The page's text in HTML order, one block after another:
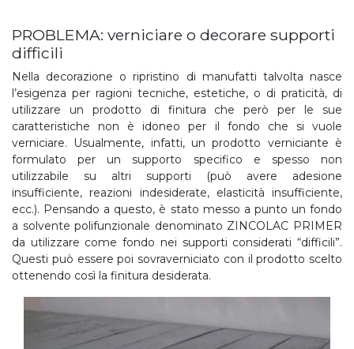
PROBLEMA: verniciare o decorare supporti
difficili
Nella decorazione o ripristino di manufatti talvolta nasce
l’esigenza per ragioni tecniche, estetiche, o di praticità, di
utilizzare un prodotto di finitura che però per le sue
caratteristiche non è idoneo per il fondo che si vuole
verniciare. Usualmente, infatti, un prodotto verniciante è
formulato per un supporto specifico e spesso non
utilizzabile su altri supporti (può avere adesione
insufficiente, reazioni indesiderate, elasticità insufficiente,
ecc.). Pensando a questo, è stato messo a punto un fondo
a solvente polifunzionale denominato ZINCOLAC PRIMER
da utilizzare come fondo nei supporti considerati “difficili”.
Questi può essere poi sovraverniciato con il prodotto scelto
ottenendo così la finitura desiderata.